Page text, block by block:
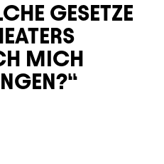
GESETZE
MICH